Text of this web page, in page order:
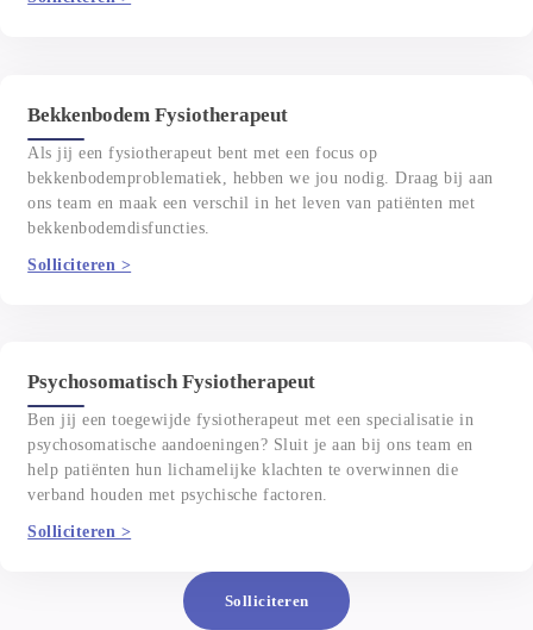
Bekkenbodem Fysiotherapeut
Als jij een fysiotherapeut bent met een focus op
bekkenbodemproblematiek, hebben we jou nodig. Draag bij aan
ons team en maak een verschil in het leven van patiënten met
bekkenbodemdisfuncties.
Solliciteren >
Psychosomatisch Fysiotherapeut
Ben jij een toegewijde fysiotherapeut met een specialisatie in
psychosomatische aandoeningen? Sluit je aan bij ons team en
help patiënten hun lichamelijke klachten te overwinnen die
verband houden met psychische factoren.
Solliciteren >
Solliciteren